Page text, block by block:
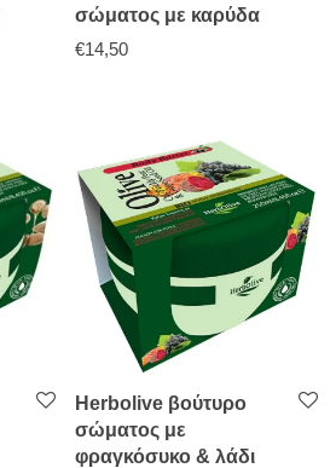
σώματος με καρύδα
€14,50
Herbolive βούτυρο
σώματος με
φραγκόσυκο & λάδι